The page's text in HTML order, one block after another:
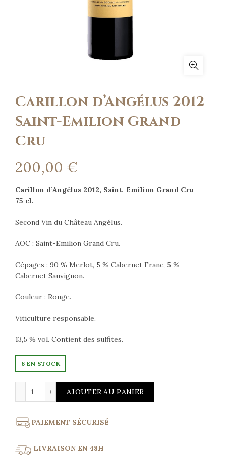
Carillon d’Angélus 2012
Saint-Emilion Grand
Cru
200,00 €
Carillon d’Angélus 2012, Saint-Emilion Grand Cru –
75 cl.
Second Vin du Château Angélus.
AOC : Saint-Emilion Grand Cru.
Cépages : 90 % Merlot, 5 % Cabernet Franc, 5 %
Cabernet Sauvignon.
Couleur : Rouge.
Viticulture responsable.
13,5 % vol. Contient des sulfites.
6 EN STOCK
AJOUTER AU PANIER
PAIEMENT SÉCURISÉ
LIVRAISON EN 48H